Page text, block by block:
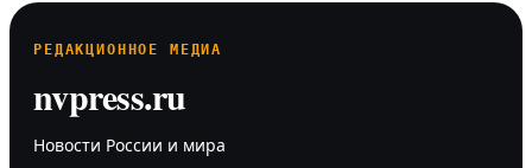
РЕДАКЦИОННОЕ МЕДИА
nvpress.ru
Новости России и мира